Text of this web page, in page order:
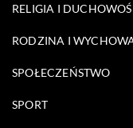
RELIGIA I
RODZINA I
SPOŁECZEŃSTWO
SPORT